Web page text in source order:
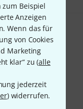
Beispiel
Anzeigen
Wenn das für
von Cookies
Marketing
klar“ zu (alle
jederzeit
) widerrufen.
gewinne mit